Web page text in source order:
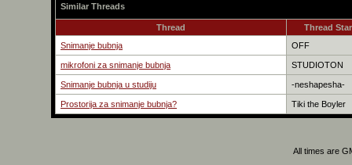
Similar Threads
Thread
Thread
Snimanje bubnja
OFF
mikrofoni za snimanje bubnja STUDIOTON
Snimanje bubnja u studiju -neshapesha-
Prostorija za snimanje bubnja? Tiki the Boyler
All times are